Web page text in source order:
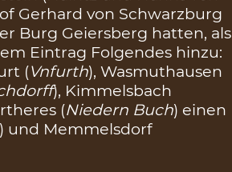
Gerhard von Schwarzburg
Burg Geiersberg hatten, als
Eintrag Folgendes hinzu:
(Vnfurth), Wasmuthausen
), Kimmelsbach
(Niedern Buch) einen
) und Memmelsdorf